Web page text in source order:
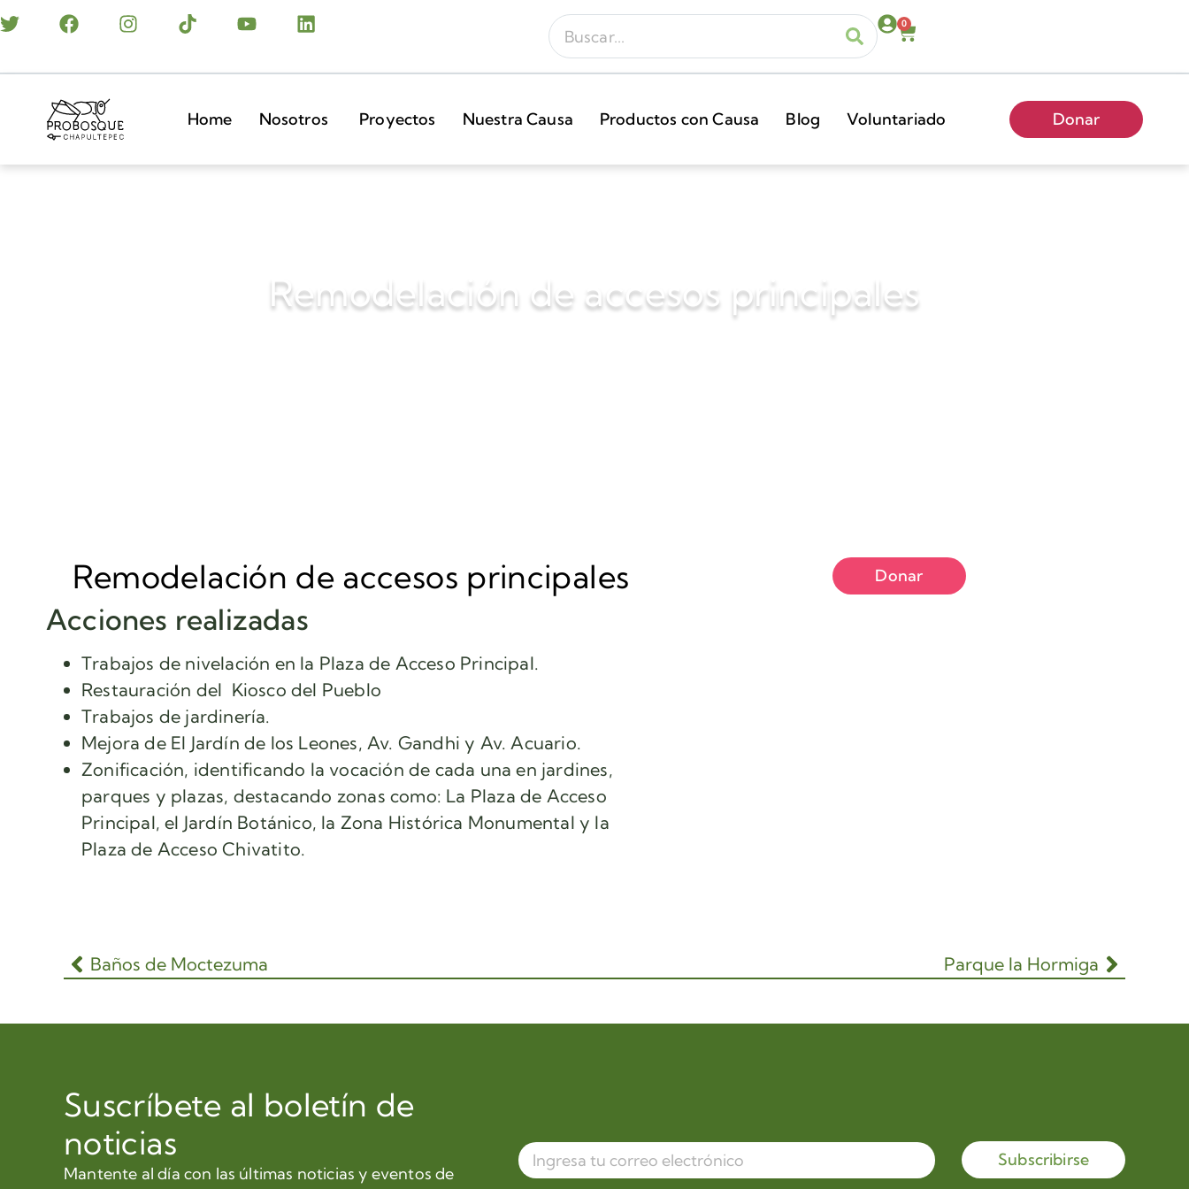
0
Home Nosotros Proyectos Nuestra Causa Productos con Causa Blog Voluntariado Donar
Remodelación de accesos principales
Remodelación de accesos principales
Acciones realizadas
Trabajos de nivelación en la Plaza de Acceso Principal.
Restauración del Kiosco del Pueblo
Trabajos de jardinería.
Mejora de El Jardín de los Leones, Av. Gandhi y Av. Acuario.
Zonificación, identificando la vocación de cada una en jardines,
parques y plazas, destacando zonas como: La Plaza de Acceso
Principal, el Jardín Botánico, la Zona Histórica Monumental y la
Plaza de Acceso Chivatito.
Donar
Baños de Moctezuma Parque la Hormiga
Suscríbete al boletín de
noticias
Mantente al día con las últimas noticias y eventos de
Subscribirse